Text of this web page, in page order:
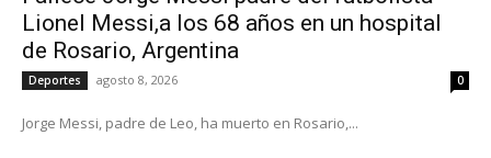
Lionel Messi,a los 68 años en un hospital
de Rosario, Argentina
Deportes agosto 8, 2026 0
Jorge Messi, padre de Leo, ha muerto en Rosario,...